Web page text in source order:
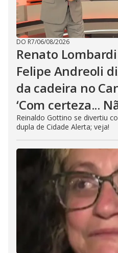
DO R7/06/08/2026
Renato
Felipe Andreoli
da cadeira no
‘Com certeza...
Reinaldo Gottino se divertiu
dupla de Cidade Alerta; veja!